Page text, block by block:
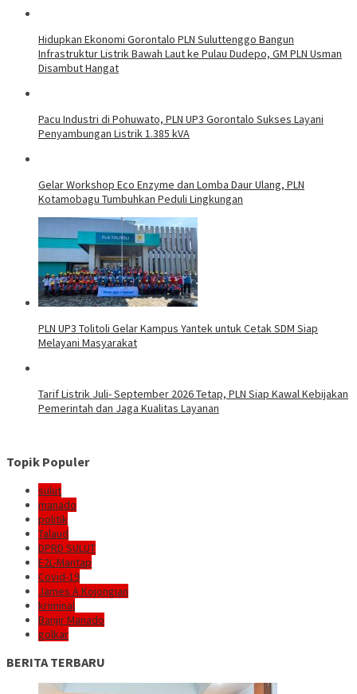
Hidupkan Ekonomi Gorontalo PLN Suluttenggo Bangun
Infrastruktur Listrik Bawah Laut ke Pulau Dudepo, GM PLN Usman
Disambut Hangat
Pacu Industri di Pohuwato, PLN UP3 Gorontalo Sukses Layani
Penyambungan Listrik 1.385 kVA
Gelar Workshop Eco Enzyme dan Lomba Daur Ulang, PLN
Kotamobagu Tumbuhkan Peduli Lingkungan
PLN UP3 Tolitoli Gelar Kampus Yantek untuk Cetak SDM Siap
Melayani Masyarakat
Tarif Listrik Juli- September 2026 Tetap, PLN Siap Kawal Kebijakan
Pemerintah dan Jaga Kualitas Layanan
Topik Populer
sulut
manado
politik
Talaud
DPRD SULUT
E2L-Mantap
Covid-19
James A Kojongian
kriminal
Banjir Manado
golkar
BERITA TERBARU